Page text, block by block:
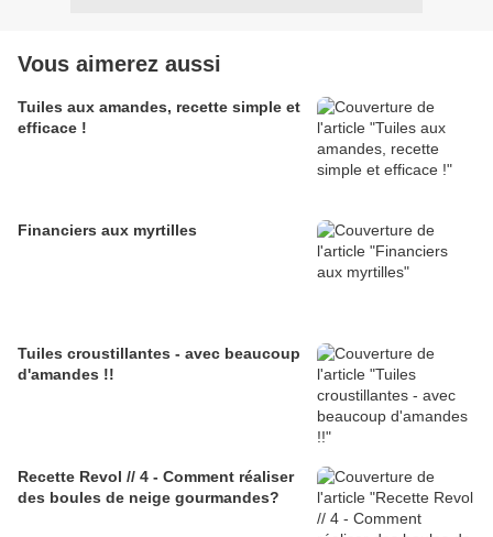
Vous aimerez aussi
Tuiles aux amandes, recette simple et
efficace !
Financiers aux myrtilles
Tuiles croustillantes - avec beaucoup
d'amandes !!
Recette Revol // 4 - Comment réaliser
des boules de neige gourmandes?